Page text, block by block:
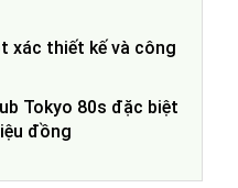
xác thiết kế và công
Tokyo 80s đặc biệt
đồng